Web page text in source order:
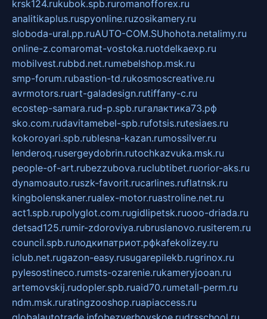
krsk124.rukubok.spb.ruromanofforex.ru
analitikaplus.ruspyonline.ruzosikamery.ru
sloboda-ural.pp.ruAUTO-COM.SUhohota.netalimy.ru
online-z.comaromat-vostoka.ruotdelkaexp.ru
mobilvest.rubbd.net.rumebelshop.msk.ru
smp-forum.rubastion-td.rukosmoscreative.ru
avrmotors.ruart-galadesign.rutiffany-c.ru
ecostep-samara.rud-p.spb.ruгалактика73.рф
sko.com.rudavitamebel-spb.rufotsis.rutesiaes.ru
kokoroyari.spb.rublesna-kazan.rumossilver.ru
lenderoq.rusergeydobrin.rutochkazvuka.msk.ru
people-of-art.rubezzubova.ruclubtibet.ruorior-aks.ru
dynamoauto.ruszk-favorit.rucarlines.ruflatnsk.ru
kingbolenskaner.rualex-motor.ruastroline.net.ru
act1.spb.rupolyglot.com.rugidlipetsk.ruooo-driada.ru
detsad125.rumir-zdoroviya.rubruslanovo.rusiterem.ru
council.spb.ruлодкипатриот.рфkafekolizey.ru
iclub.net.rugazon-easy.rusugarepilekb.rugrinox.ru
pylesostineco.rumsts-ozarenie.rukameryjooan.ru
artemovskij.rudopler.spb.ruaid70.rumetall-perm.ru
ndm.msk.ruratingzooshop.ruapiaccess.ru